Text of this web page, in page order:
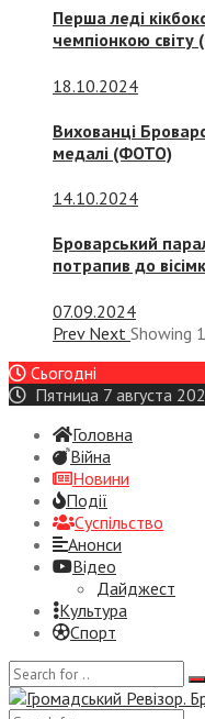
Перша леді
чемпіонкою
18.10.2024
Вихованці
медалі (ФОТО)
14.10.2024
Броварський
потрапив до
07.09.2024
Prev Next Showing 1
Сьогодні
Пятница 7 августа
Головна
Війна
Новини
Події
Суспiльство
Анонси
Відео
Дайджест
Культура
Спорт